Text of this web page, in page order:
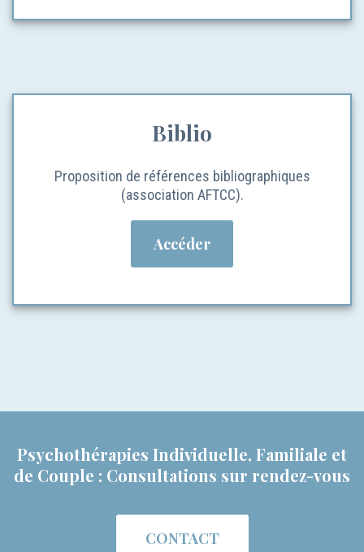
Biblio
Proposition de références bibliographiques
(association AFTCC).
Accéder
Psychothérapies Individuelle, Familiale et
de Couple : Consultations sur rendez-vous
CONTACT